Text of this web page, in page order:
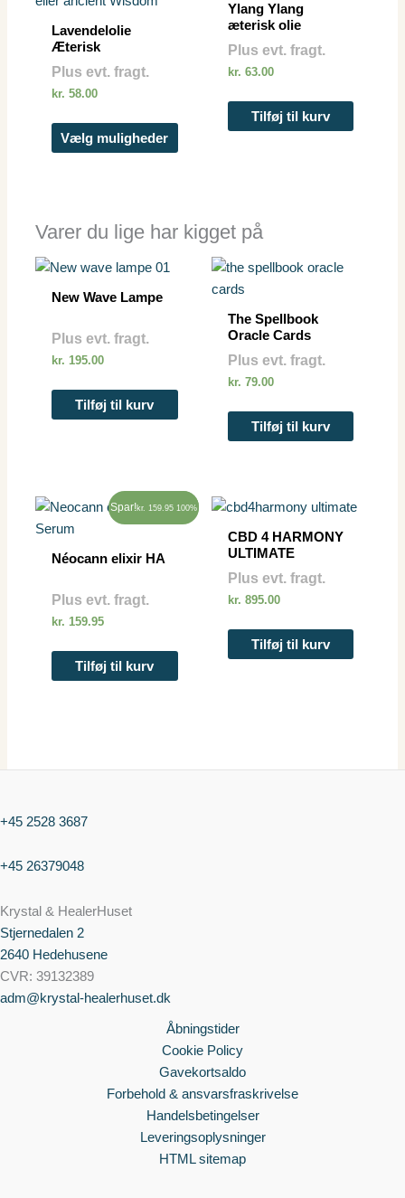
Lavendelolie
Æterisk
Plus evt. fragt.
kr. 58.00
Vælg muligheder
varianter.
Mulighederne
varesiden
Ylang Ylang
æterisk olie
Plus evt. fragt.
kr. 63.00
Tilføj til kurv
Varer du lige har kigget på
New Wave Lampe
Plus evt. fragt.
kr. 195.00
Tilføj til kurv
The Spellbook
Oracle Cards
Plus evt. fragt.
kr. 79.00
Tilføj til kurv
Tilbud
Spar!kr. 159.95 100%
Néocann elixir HA
Plus evt. fragt.
kr. 159.95
Tilføj til kurv
CBD 4 HARMONY
ULTIMATE
Plus evt. fragt.
kr. 895.00
Tilføj til kurv
+45 2528 3687
+45 26379048
Krystal & HealerHuset
Stjernedalen 2
2640 Hedehusene
CVR: 39132389
adm@krystal-healerhuset.dk
Åbningstider
Cookie Policy
Gavekortsaldo
Forbehold & ansvarsfraskrivelse
Handelsbetingelser
Leveringsoplysninger
HTML sitemap